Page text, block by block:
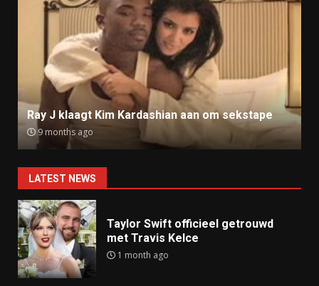
Ray J klaagt Kim Kardashian aan om sekstape
9 months ago
LATEST NEWS
Taylor Swift officieel getrouwd
met Travis Kelce
1 month ago